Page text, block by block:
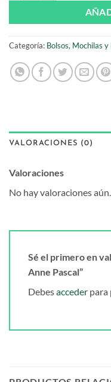
Categoría: Bolsos, Mochilas y
VALORACIONES (0)
Valoraciones
No hay valoraciones aún.
Sé el primero en
Anne Pascal”
Debesacceder para